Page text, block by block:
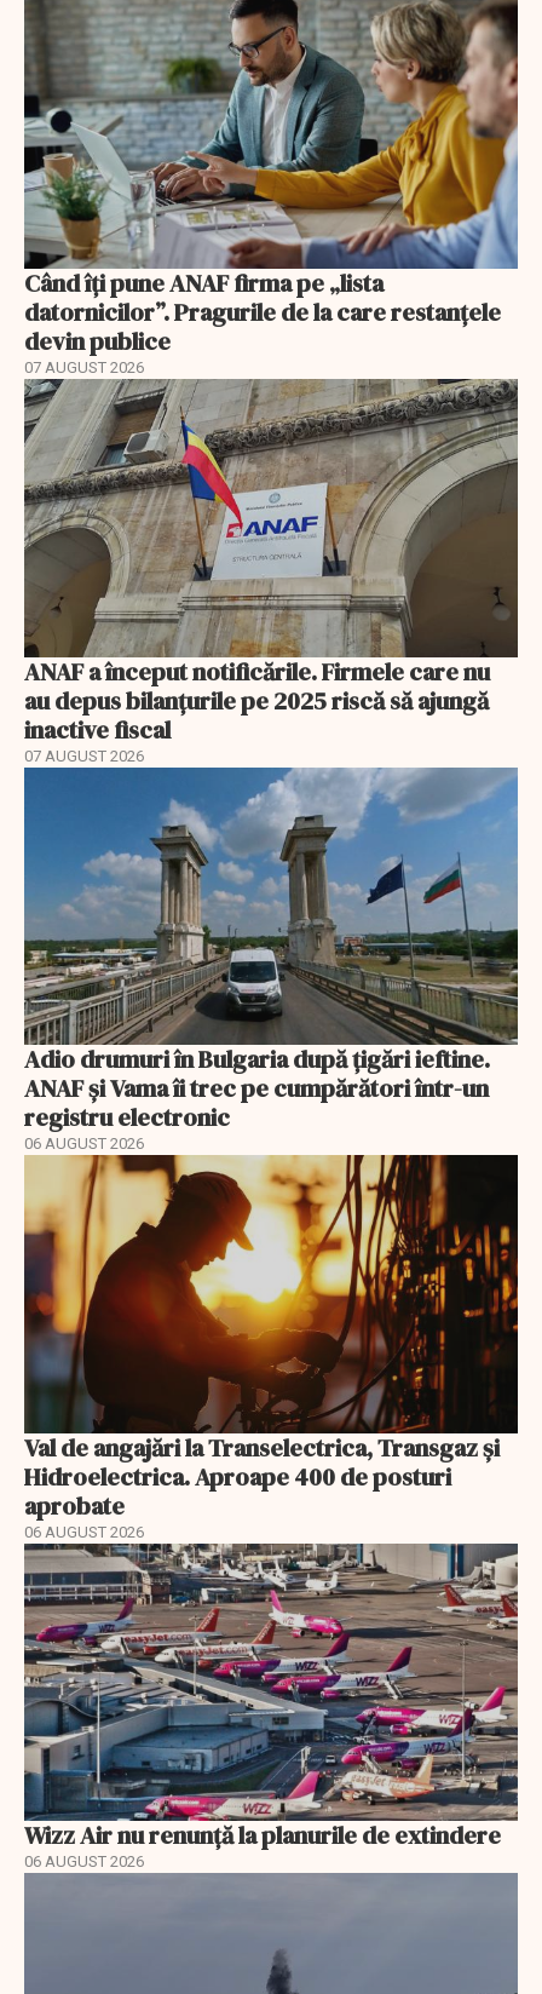
Când îți pune ANAF firma pe „lista
datornicilor”. Pragurile de la care restanțele
devin publice
07 AUGUST 2026
ANAF a început notificările. Firmele care nu
au depus bilanțurile pe 2025 riscă să ajungă
inactive fiscal
07 AUGUST 2026
Adio drumuri în Bulgaria după țigări ieftine.
ANAF și Vama îi trec pe cumpărători într-un
registru electronic
06 AUGUST 2026
Val de angajări la Transelectrica, Transgaz și
Hidroelectrica. Aproape 400 de posturi
aprobate
06 AUGUST 2026
Wizz Air nu renunță la planurile de extindere
06 AUGUST 2026